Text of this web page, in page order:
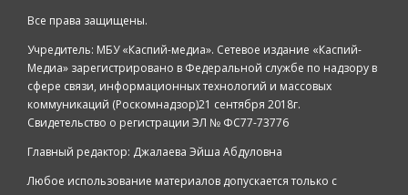
Все права защищены.
Учредитель: МБУ «Каспий-медиа». Сетевое издание «Каспий-
Медиа» зарегистрировано в Федеральной службе по надзору в
сфере связи, информационных технологий и массовых
коммуникаций (Роскомнадзор)21 сентября 2018г.
Свидетельство о регистрации ЭЛ № ФС77-73776
Главный редактор: Джалаева Эйша Абдуловна
Любое использование материалов допускается только с